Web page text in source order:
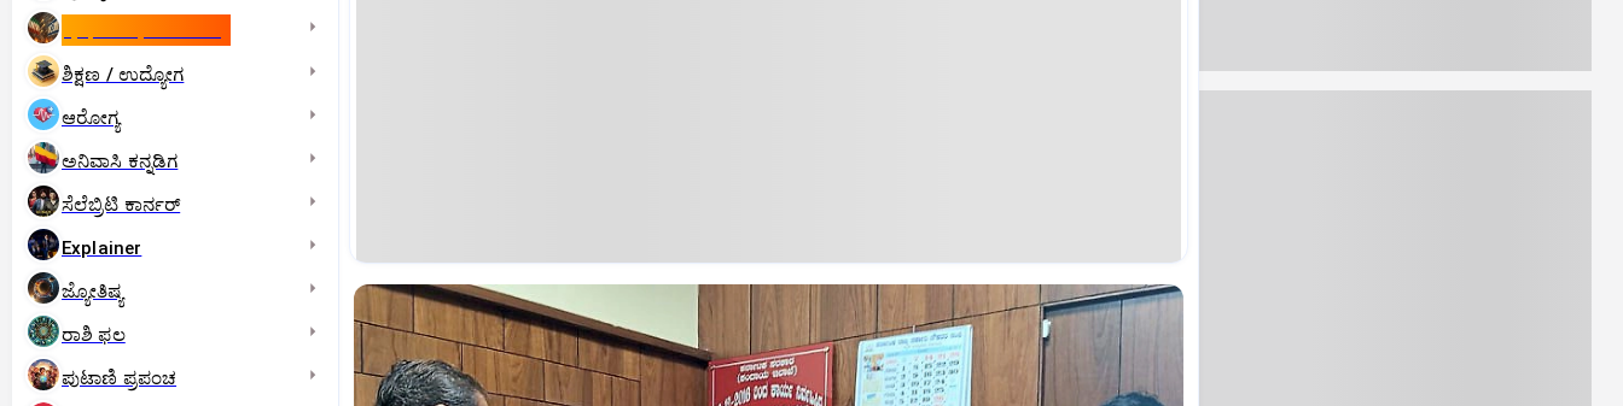
ಶಿಕ್ಷಣ / ಉದ್ಯೋಗ
ಆರೋಗ್ಯ
ಅನಿವಾಸಿ ಕನ್ನಡಿಗ
ಸೆಲೆಬ್ರಿಟಿ ಕಾರ್ನರ್‌
Explainer
ಜ್ಯೋತಿಷ್ಯ
ರಾಶಿ ಫಲ
ಪುಟಾಣಿ ಪ್ರಪಂಚ